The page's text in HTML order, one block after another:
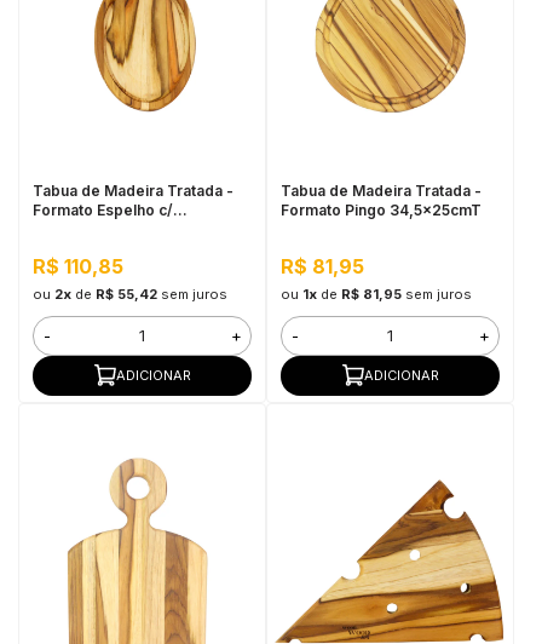
Tabua de Madeira Tratada -
Formato Espelho c/
R$ 110,85
ou 2xde R$ 55,42 sem juros
- +
ADICIONAR
Tabua de Madeira Tratada -
Formato Pingo 34,5x25cmT
R$ 81,95
ou 1xde R$ 81,95 sem juros
- +
ADICIONAR